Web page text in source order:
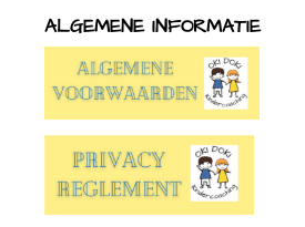
ALGEMENE INFORMATIE